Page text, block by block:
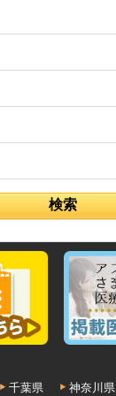
千葉県 神奈川県